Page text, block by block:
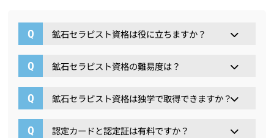
鉱石セラピスト資格は役に立ちますか？
鉱石セラピスト資格の難易度は？
鉱石セラピスト資格は独学で取得できますか？
認定カードと認定証は有料ですか？